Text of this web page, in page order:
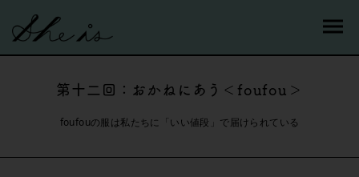
第十二回：おかねにあう＜foufou＞
foufouの服は私たちに「いい値段」で届けられている